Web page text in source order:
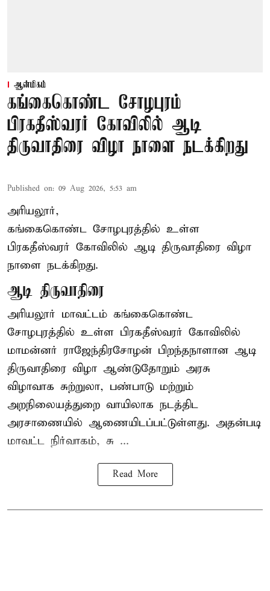
ஆன்மிகம்
கங்கைகொண்ட சோழபுரம்
பிரகதீஸ்வரர் கோவிலில் ஆடி
திருவாதிரை விழா நாளை நடக்கிறது
Published on: 09 Aug 2026, 5:53 am
அரியலூர்,
கங்கைகொண்ட சோழபுரத்தில் உள்ள
பிரகதீஸ்வரர் கோவிலில் ஆடி திருவாதிரை விழா
நாளை நடக்கிறது.
ஆடி திருவாதிரை
அரியலூர் மாவட்டம் கங்கைகொண்ட
சோழபுரத்தில் உள்ள பிரகதீஸ்வரர் கோவிலில்
மாமன்னர் ராஜேந்திரசோழன் பிறந்தநாளான ஆடி
திருவாதிரை விழா ஆண்டுதோறும் அரசு
விழாவாக சுற்றுலா, பண்பாடு மற்றும்
அறநிலையத்துறை வாயிலாக நடத்திட
அரசாணையில் ஆணையிடப்பட்டுள்ளது. அதன்படி
மாவட்ட நிர்வாகம், சு ...
Read More